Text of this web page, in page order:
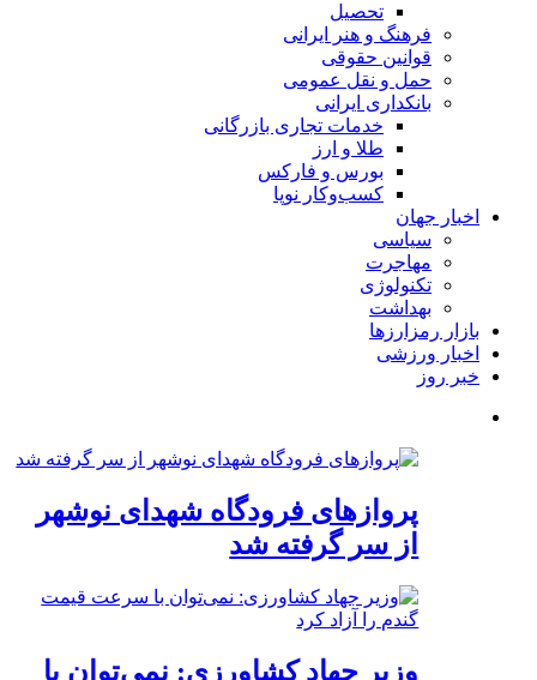
تحصیل
فرهنگ و هنر ایرانی
قوانین حقوقی
حمل و نقل عمومی
بانکداری ایرانی
خدمات تجاری بازرگانی
طلا و ارز
بورس و فارکس
کسب‌وکار نوپا
اخبار جهان
سیاسی
مهاجرت
تکنولوژی
بهداشت
بازار رمزارزها
اخبار ورزشی
خبر روز
پروازهای فرودگاه شهدای نوشهر
از سر گرفته شد
وزیر جهاد کشاورزی: نمی‌توان با